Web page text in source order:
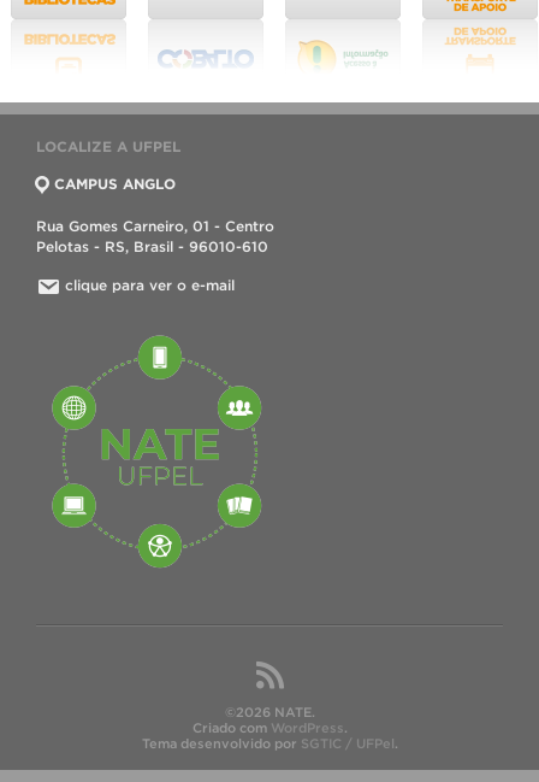
LOCALIZE A UFPEL
CAMPUS ANGLO
Rua Gomes Carneiro, 01 - Centro
Pelotas - RS, Brasil - 96010-610
clique para ver o e-mail
©2026 NATE.
Criado com WordPress.
Tema desenvolvido por SGTIC / UFPel.